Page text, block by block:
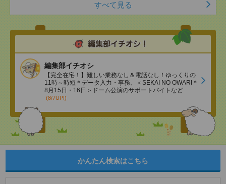
すべて見る
編集部イチオシ
【完全在宅！】難しい業務なし＆電話なし！ゆっくりの
11時～時短＊データ入力・事務、＜SEKAI NO OWARI＊
8月15日・16日＞ドーム公演のサポートバイトなど
(8/7UP!)
かんたん検索はこちら